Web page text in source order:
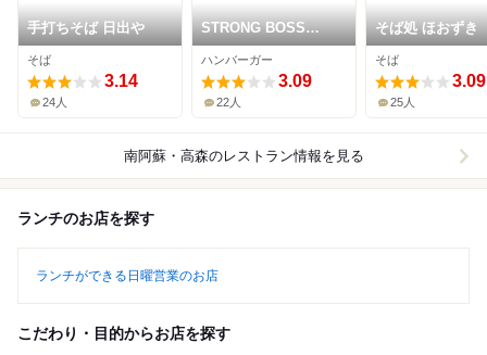
手打ちそば 日出や
そば
3.14
24人
STRONG BOSS
SALOON
ハンバーガー
3.09
22人
そば処 ほおずき
そば
3.09
25人
南阿蘇・高森のレストラン情報を見る
ランチのお店を探す
ランチができる日曜営業のお店
こだわり・目的からお店を探す